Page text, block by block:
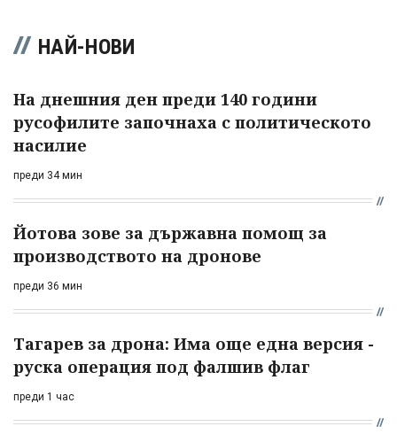
НАЙ-НОВИ
На днешния ден преди 140 години
русофилите започнаха с политическото
насилие
преди 34 мин
Йотова зове за държавна помощ за
производството на дронове
преди 36 мин
Тагарев за дрона: Има още една версия -
руска операция под фалшив флаг
преди 1 час